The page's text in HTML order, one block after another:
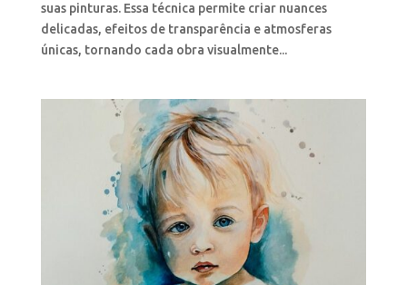
suas pinturas. Essa técnica permite criar nuances
delicadas, efeitos de transparência e atmosferas
únicas, tornando cada obra visualmente...